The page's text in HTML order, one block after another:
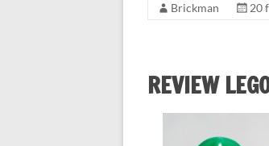
Brickman 20
REVIEW